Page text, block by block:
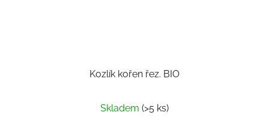
Kozlík kořen řez. BIO
Skladem (>5 ks)